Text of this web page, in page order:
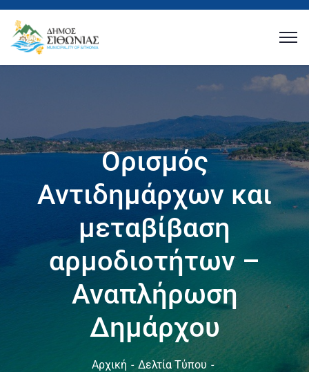
Ορισμός
Αντιδημάρχων και
μεταβίβαση
αρμοδιοτήτων –
Αναπλήρωση
Δημάρχου
Αρχική
Δελτία Τύπου